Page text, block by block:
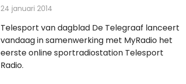
24 januari 2014
Telesport van dagblad De Telegraaf lanceert
vandaag in samenwerking met MyRadio het
eerste online sportradiostation Telesport
Radio.